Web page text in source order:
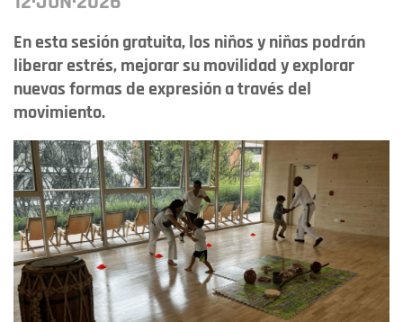
En esta sesión gratuita, los niños y niñas podrán
liberar estrés, mejorar su movilidad y explorar
nuevas formas de expresión a través del
movimiento.